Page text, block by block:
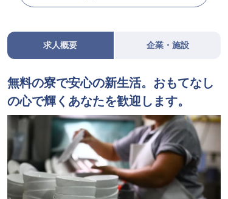
求人概要 企業・施設
無料の寮で安心の新生活。おもてなし
の心で輝くあなたを歓迎します。